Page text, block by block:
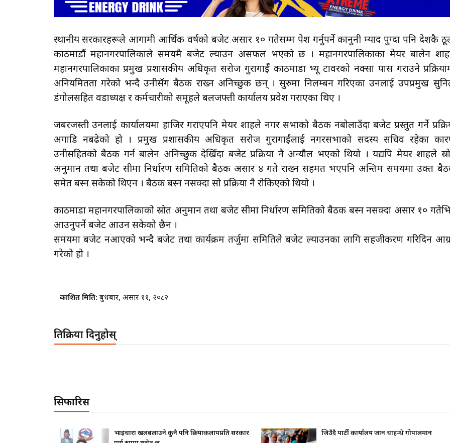
स्थानीय सरकारहरूले आगामी आर्थिक वर्षको बजेट असार १० गतेसम्म पेश गर्नुपर्ने कानुनी म्याद पुग्दा पनि देशकै
काठमाडौं महानगरपालिकाले समयमै बजेट ल्याउन असफल भएको छ । महानगरपालिकाका मेयर बालेन
महानगरपालिकाका प्रमुख प्रशासकीय अधिकृत सरोज गुरागाईँ काठमाडौँ भ्यू टावरको नक्सा पास गराउने
अनियमितता गरेको भन्दै उनीसँग बैठक राख्न अनिच्छुक छन् । सुरुमा निलम्बन गरिएका उनलाई उपप्रमुख
डंगोलसहित वडाध्यक्ष र कर्मचारीको समूहले बलजफ्ती कार्यालय प्रवेश गराएका थिए ।
जबरजस्ती उनलाई कार्यालयमा हाजिर गराएपनि मेयर शाहले नगर सभाको बैठक नबोलाउँदा बजेट प्रस्तुत गर्ने
अगाडि नबढेको हो । प्रमुख प्रशासकीय अधिकृत सरोज गुरागाईंलाई नगरसभाको सदस्य सचिव रहेका
उनीसहितको बैठक गर्न बालेन अनिच्छुक देखिँदा बजेट प्रक्रिया नै अन्यौल भएको थियो । यद्यपि मेयर शाहले
अनुमान तथा बजेट सीमा निर्धारण समितिको बैठक असार ४ गते राख्न सहमत भएपनि अन्तिम समयमा उक्त
समेत बस्न सकेको थिएन । बैठक बस्न नसक्दा सो प्रक्रिया नै रोकिएको थियो ।
काठमाडौँ महानगरपालिकाको स्रोत अनुमान तथा बजेट सीमा निर्धारण समितिको बैठक बस्न नसक्दा असार १०
आउनुपर्ने बजेट आउन सकेको छैन ।
समयमा बजेट नआएको भन्दै बजेट तथा कार्यक्रम तर्जुमा समितिले बजेट ल्याउनका लागि सहजीकरण गरिदिन
गरेको हो ।
प्रकाशित मिति: बुधबार, असार ११, २०८२
प्रतिक्रिया दिनुहोस्
सिफारिस
भाइचारा खलबलाउने कुनै पनि क्रियाकलापप्रति सरकार
जिउँदै पार्टी कार्यालय जान चाहन्थे गोपालमान